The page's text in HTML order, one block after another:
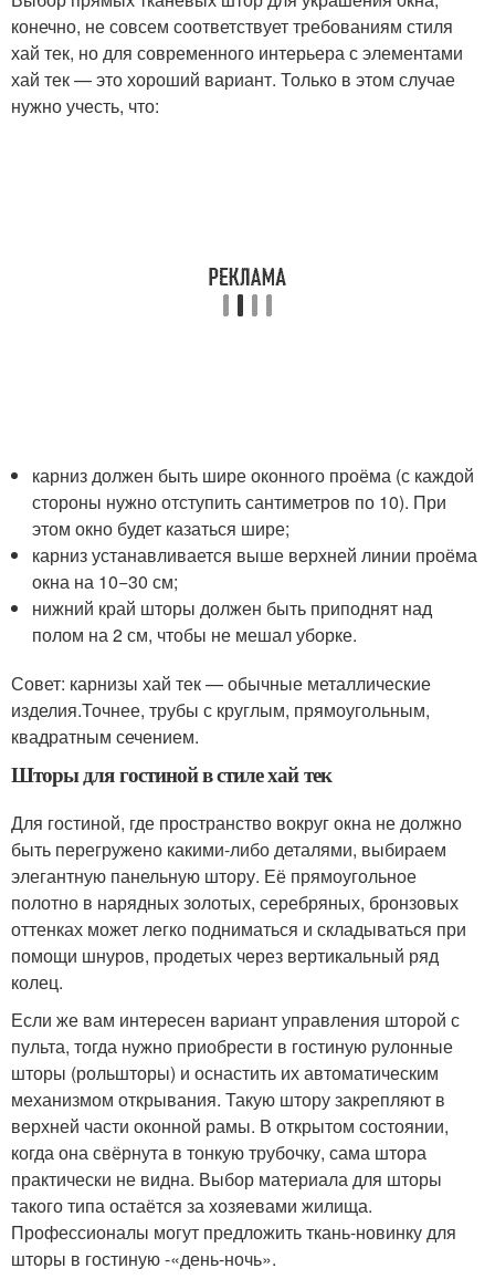
конечно, не совсем соответствует требованиям стиля
хай тек, но для современного интерьера с элементами
хай тек — это хороший вариант. Только в этом случае
нужно учесть, что:
карниз должен быть шире оконного проёма (с каждой
стороны нужно отступить сантиметров по 10). При
этом окно будет казаться шире;
карниз устанавливается выше верхней линии проёма
окна на 10−30 см;
нижний край шторы должен быть приподнят над
полом на 2 см, чтобы не мешал уборке.
Совет: карнизы хай тек — обычные металлические
изделия.Точнее, трубы с круглым, прямоугольным,
квадратным сечением.
Шторы для гостиной в стиле хай тек
Для гостиной, где пространство вокруг окна не должно
быть перегружено какими-либо деталями, выбираем
элегантную панельную штору. Её прямоугольное
полотно в нарядных золотых, серебряных, бронзовых
оттенках может легко подниматься и складываться при
помощи шнуров, продетых через вертикальный ряд
колец.
Если же вам интересен вариант управления шторой с
пульта, тогда нужно приобрести в гостиную рулонные
шторы (рольшторы) и оснастить их автоматическим
механизмом открывания. Такую штору закрепляют в
верхней части оконной рамы. В открытом состоянии,
когда она свёрнута в тонкую трубочку, сама штора
практически не видна. Выбор материала для шторы
такого типа остаётся за хозяевами жилища.
Профессионалы могут предложить ткань-новинку для
шторы в гостиную -«день-ночь».